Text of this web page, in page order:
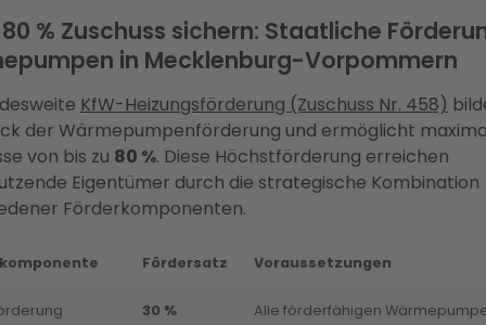
80 % Zuschuss sichern: Staatliche
in Mecklenburg-Vorpommern
KfW-Heizungsförderung (Zuschuss Nr. 458)
der Wärmepumpenförderung und ermöglicht
von bis zu 80 %. Diese Höchstförderung erreichen
Eigentümer durch die strategische Kombination
Förderkomponenten.
Fördersatz Voraussetzungen
30 % Alle förderfähigen